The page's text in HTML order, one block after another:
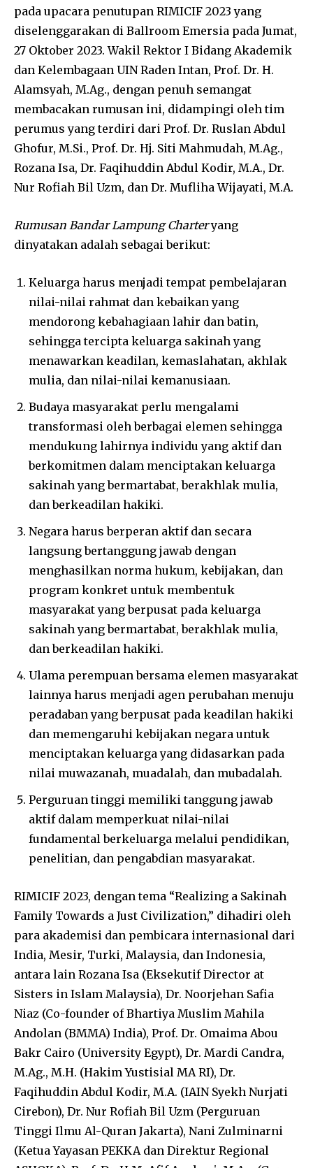
pada upacara penutupan RIMICIF 2023 yang
diselenggarakan di Ballroom Emersia pada Jumat,
27 Oktober 2023. Wakil Rektor I Bidang Akademik
dan Kelembagaan UIN Raden Intan, Prof. Dr. H.
Alamsyah, M.Ag., dengan penuh semangat
membacakan rumusan ini, didampingi oleh tim
perumus yang terdiri dari Prof. Dr. Ruslan Abdul
Ghofur, M.Si., Prof. Dr. Hj. Siti Mahmudah, M.Ag.,
Rozana Isa, Dr. Faqihuddin Abdul Kodir, M.A., Dr.
Nur Rofiah Bil Uzm, dan Dr. Mufliha Wijayati, M.A.
Rumusan Bandar Lampung Charteryang
dinyatakan adalah sebagai berikut:
Keluarga harus menjadi tempat pembelajaran
nilai-nilai rahmat dan kebaikan yang
mendorong kebahagiaan lahir dan batin,
sehingga tercipta keluarga sakinah yang
menawarkan keadilan, kemaslahatan, akhlak
mulia, dan nilai-nilai kemanusiaan.
Budaya masyarakat perlu mengalami
transformasi oleh berbagai elemen sehingga
mendukung lahirnya individu yang aktif dan
berkomitmen dalam menciptakan keluarga
sakinah yang bermartabat, berakhlak mulia,
dan berkeadilan hakiki.
Negara harus berperan aktif dan secara
langsung bertanggung jawab dengan
menghasilkan norma hukum, kebijakan, dan
program konkret untuk membentuk
masyarakat yang berpusat pada keluarga
sakinah yang bermartabat, berakhlak mulia,
dan berkeadilan hakiki.
Ulama perempuan bersama elemen masyarakat
lainnya harus menjadi agen perubahan menuju
peradaban yang berpusat pada keadilan hakiki
dan memengaruhi kebijakan negara untuk
menciptakan keluarga yang didasarkan pada
nilai muwazanah, muadalah, dan mubadalah.
Perguruan tinggi memiliki tanggung jawab
aktif dalam memperkuat nilai-nilai
fundamental berkeluarga melalui pendidikan,
penelitian, dan pengabdian masyarakat.
RIMICIF 2023, dengan tema “Realizing a Sakinah
Family Towards a Just Civilization,” dihadiri oleh
para akademisi dan pembicara internasional dari
India, Mesir, Turki, Malaysia, dan Indonesia,
antara lain Rozana Isa (Eksekutif Director at
Sisters in Islam Malaysia), Dr. Noorjehan Safia
Niaz (Co-founder of Bhartiya Muslim Mahila
Andolan (BMMA) India), Prof. Dr. Omaima Abou
Bakr Cairo (University Egypt), Dr. Mardi Candra,
M.Ag., M.H. (Hakim Yustisial MA RI), Dr.
Faqihuddin Abdul Kodir, M.A. (IAIN Syekh Nurjati
Cirebon), Dr. Nur Rofiah Bil Uzm (Perguruan
Tinggi Ilmu Al-Quran Jakarta), Nani Zulminarni
(Ketua Yayasan PEKKA dan Direktur Regional